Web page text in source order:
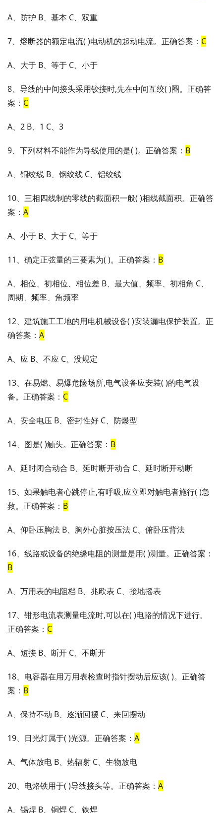
A、防护 B、基本 C、双重
7、熔断器的额定电流( )电动机的起动电流。正确答案： C
A、大于 B、等于 C、小于
8、导线的中间接头采用铰接时,先在中间互绞( )圈。正确答
案： C
A、2 B、1 C、3
9、下列材料不能作为导线使用的是( )。正确答案： B
A、铜绞线 B、钢绞线 C、铝绞线
10、三相四线制的零线的截面积一般( )相线截面积。正确答
案： A
A、小于 B、大于 C、等于
11、确定正弦量的三要素为( )。正确答案： B
A、相位、初相位、相位差 B、最大值、频率、初相角 C、
周期、频率、角频率
12、建筑施工工地的用电机械设备( )安装漏电保护装置。正
确答案： A
A、应 B、不应 C、没规定
13、在易燃、易爆危险场所,电气设备应安装( )的电气设
备。正确答案： C
A、安全电压 B、密封性好 C、防爆型
14、图是( )触头。正确答案： B
A、延时闭合动合 B、延时断开动合 C、延时断开动断
15、如果触电者心跳停止,有呼吸,应立即对触电者施行( )急
救。正确答案： B
A、仰卧压胸法 B、胸外心脏按压法 C、俯卧压背法
16、线路或设备的绝缘电阻的测量是用( )测量。正确答案：
B
A、万用表的电阻档 B、兆欧表 C、接地摇表
17、钳形电流表测量电流时,可以在( )电路的情况下进行。
正确答案： C
A、短接 B、断开 C、不断开
18、电容器在用万用表检查时指针摆动后应该( )。正确答
案： B
A、保持不动 B、逐渐回摆 C、来回摆动
19、日光灯属于( )光源。正确答案： A
A、气体放电 B、热辐射 C、生物放电
20、电烙铁用于( )导线接头等。正确答案： A
A、锡焊 B、铜焊 C、铁焊